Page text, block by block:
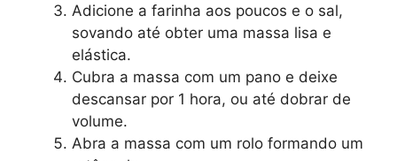
Adicione a farinha aos poucos e o sal,
sovando até obter uma massa lisa e
elástica.
Cubra a massa com um pano e deixe
descansar por 1 hora, ou até dobrar de
volume.
Abra a massa com um rolo formando um